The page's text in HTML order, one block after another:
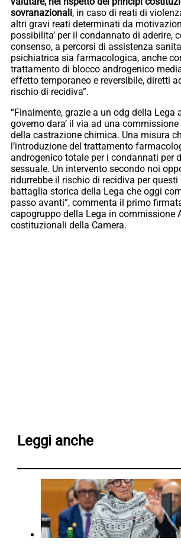
sovranazionali, in caso di reati di
altri gravi reati determinati da
possibilita’ per il condannato di aderire,
consenso, a percorsi di assistenza
psichiatrica sia farmacologica, anche
trattamento di blocco androgenico
effetto temporaneo e reversibile, diretti
rischio di recidiva”.
“Finalmente, grazie a un odg della Lega
governo dara’ il via ad una
della castrazione chimica. Una misura
l’introduzione del trattamento
androgenico totale per i condannati per
sessuale. Un intervento secondo noi
ridurrebbe il rischio di recidiva per questi
battaglia storica della Lega che oggi
passo avanti”, commenta il primo
capogruppo della Lega in commissione
costituzionali della Camera.
Leggi anche